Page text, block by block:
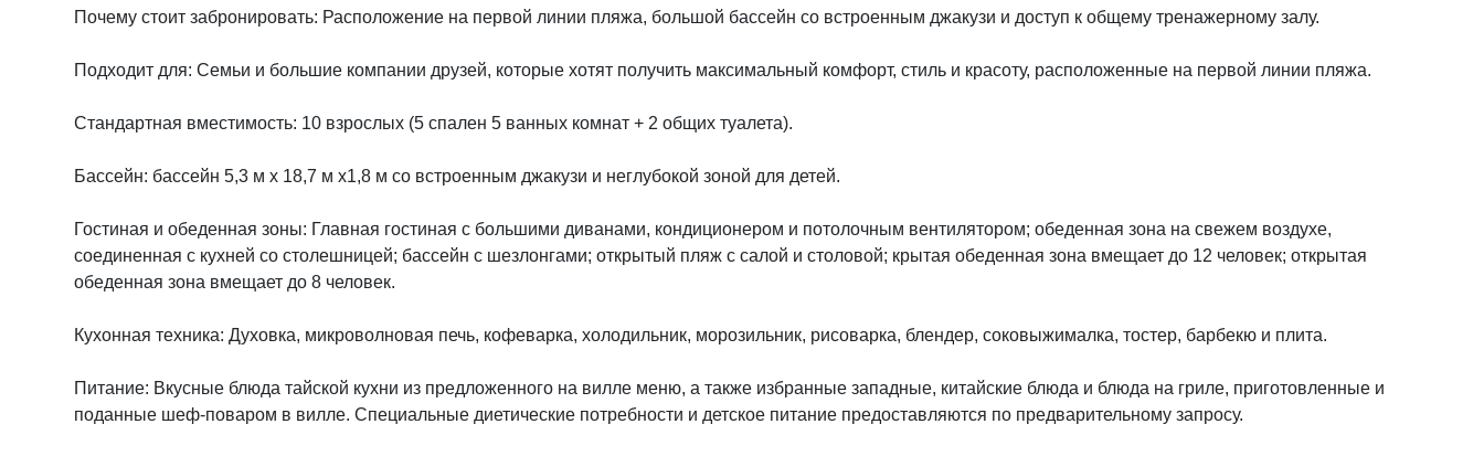
Почему стоит забронировать: Расположение на первой линии пляжа, большой бассейн со встроенным джакузи и доступ к общему тренажерному залу.
Подходит для: Семьи и большие компании друзей, которые хотят получить максимальный комфорт, стиль и красоту, расположенные на первой линии пляжа.
Стандартная вместимость: 10 взрослых (5 спален 5 ванных комнат + 2 общих туалета).
Бассейн: бассейн 5,3 м x 18,7 м x1,8 м со встроенным джакузи и неглубокой зоной для детей.
Гостиная и обеденная зоны: Главная гостиная с большими диванами, кондиционером и потолочным вентилятором; обеденная зона на свежем воздухе,
соединенная с кухней со столешницей; бассейн с шезлонгами; открытый пляж с салой и столовой; крытая обеденная зона вмещает до 12 человек; открытая
обеденная зона вмещает до 8 человек.
Кухонная техника: Духовка, микроволновая печь, кофеварка, холодильник, морозильник, рисоварка, блендер, соковыжималка, тостер, барбекю и плита.
Питание: Вкусные блюда тайской кухни из предложенного на вилле меню, а также избранные западные, китайские блюда и блюда на гриле, приготовленные и
поданные шеф-поваром в вилле. Специальные диетические потребности и детское питание предоставляются по предварительному запросу.